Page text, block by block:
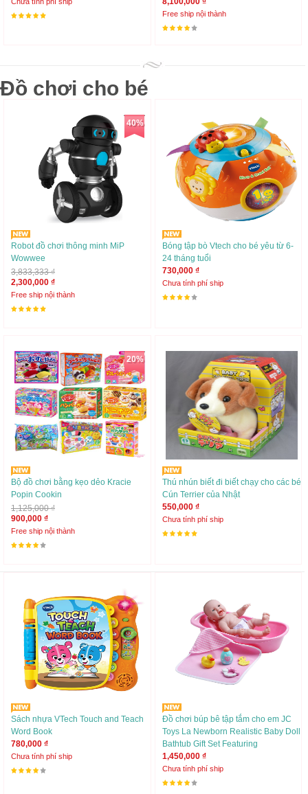
Free ship nội thành
Đồ chơi cho bé
40%
Robot đồ chơi thông minh MiP
Wowwee
3,833,333 ₫
2,300,000 ₫
Free ship nội thành
Bóng tập bò Vtech cho bé yêu từ 6-
24 tháng tuổi
730,000 ₫
Chưa tính phí ship
20%
Bộ đồ chơi bằng kẹo dẻo Kracie
Popin Cookin
1,125,000 ₫
900,000 ₫
Free ship nội thành
Thú nhún biết đi biết chạy cho các bé
Cún Terrier của Nhật
550,000 ₫
Chưa tính phí ship
Sách nhựa VTech Touch and Teach
Word Book
780,000 ₫
Chưa tính phí ship
Đồ chơi búp bê tập tắm cho em JC
Toys La Newborn Realistic Baby Doll
Bathtub Gift Set Featuring
1,450,000 ₫
Chưa tính phí ship